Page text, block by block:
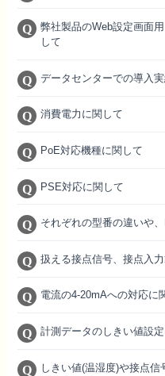
弊社製品のWeb設定画面
して
データセンターでの導入
消費電力に関して
PoE対応機種に関して
PSE対応に関して
それぞれの型番の違いや
扱える接点信号、接点入
電流の4-20mAへの対応に
計測データのしきい値設
しきい値(温湿度)や接点